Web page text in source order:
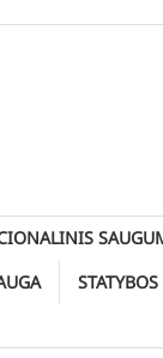
STATYBOS